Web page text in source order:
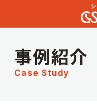
事例紹介
Case Study